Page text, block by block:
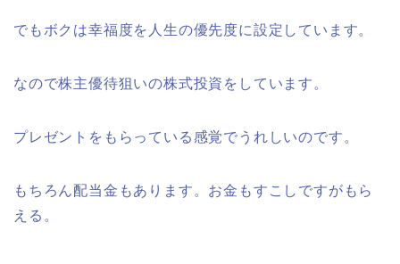
でもボクは幸福度を人生の優先度に設定しています。
なので株主優待狙いの株式投資をしています。
プレゼントをもらっている感覚でうれしいのです。
もちろん配当金もあります。お金もすこしですがもら
える。